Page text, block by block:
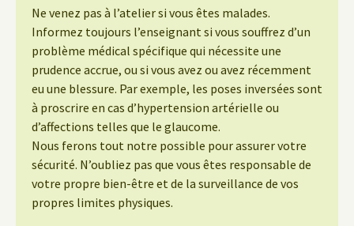
Ne venez pas à l’atelier si vous êtes malades.
Informez toujours l’enseignant si vous souffrez d’un
problème médical spécifique qui nécessite une
prudence accrue, ou si vous avez ou avez récemment
eu une blessure. Par exemple, les poses inversées sont
à proscrire en cas d’hypertension artérielle ou
d’affections telles que le glaucome.
Nous ferons tout notre possible pour assurer votre
sécurité. N’oubliez pas que vous êtes responsable de
votre propre bien-être et de la surveillance de vos
propres limites physiques.